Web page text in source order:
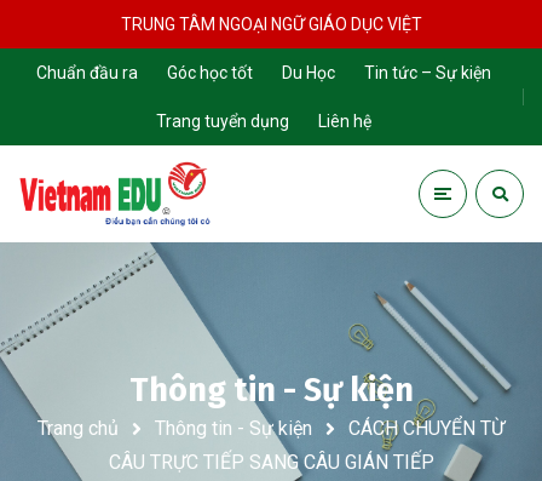
TRUNG TÂM NGOẠI NGỮ GIÁO DỤC VIỆT
Chuẩn đầu ra Góc học tốt Du Học Tin tức – Sự kiện
Trang tuyển dụng Liên hệ
Thông tin - Sự kiện
Trang chủ Thông tin - Sự kiện
CÁCH CHUYỂN TỪ
CÂU TRỰC TIẾP SANG CÂU GIÁN TIẾP